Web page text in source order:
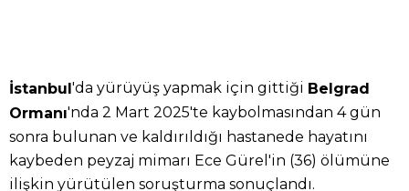
İstanbul 'da yürüyüş yapmak için gittiği Belgrad
Ormanı'nda 2 Mart 2025'te kaybolmasından 4 gün
sonra bulunan ve kaldırıldığı hastanede hayatını
kaybeden peyzaj mimarı Ece Gürel'in (36) ölümüne
ilişkin yürütülen soruşturma sonuçlandı.